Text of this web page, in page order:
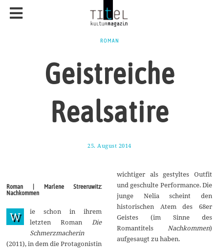
ROMAN
Geistreiche
Realsatire
25. August 2014
u
u
s
t
2
0
1
Roman | Marlene Streeruwitz:
Nachkommen
W
ie schon in ihrem
letzten Roman Die
Schmerzmacherin
(2011), in dem die Protagonistin
wichtiger als gestyltes Outfit
und geschulte Performance. Die
junge Nelia scheint den
historischen Atem des 68er
Geistes (im Sinne des
Romantitels
Nachkommen)
aufgesaugt zu haben.